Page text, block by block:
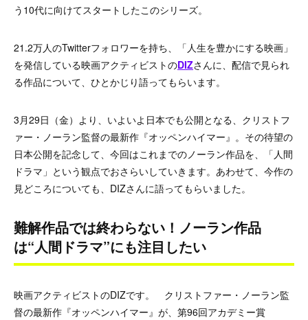
う10代に向けてスタートしたこのシリーズ。
21.2万人のTwitterフォロワーを持ち、「人生を豊かにする映画」
を発信している映画アクティビストのDIZさんに、配信で見られ
る作品について、ひとかじり語ってもらいます。
3月29日（金）より、いよいよ日本でも公開となる、 クリストフ
ァー・ノーラン監督の最新作『オッペンハイマー』。その待望の
日本公開を記念して、今回はこれまでのノーラン作品を、「人間
ドラマ」という観点でおさらいしていきます。 あわせて、今作の
見どころについても、DIZさんに語ってもらいました。
難解作品では終わらない！ノーラン作品
は“人間ドラマ”にも注目したい
映画アクティビストのDIZです。 クリストファー・ノーラン監
督の最新作『オッペンハイマー』が、第96回アカデミー賞